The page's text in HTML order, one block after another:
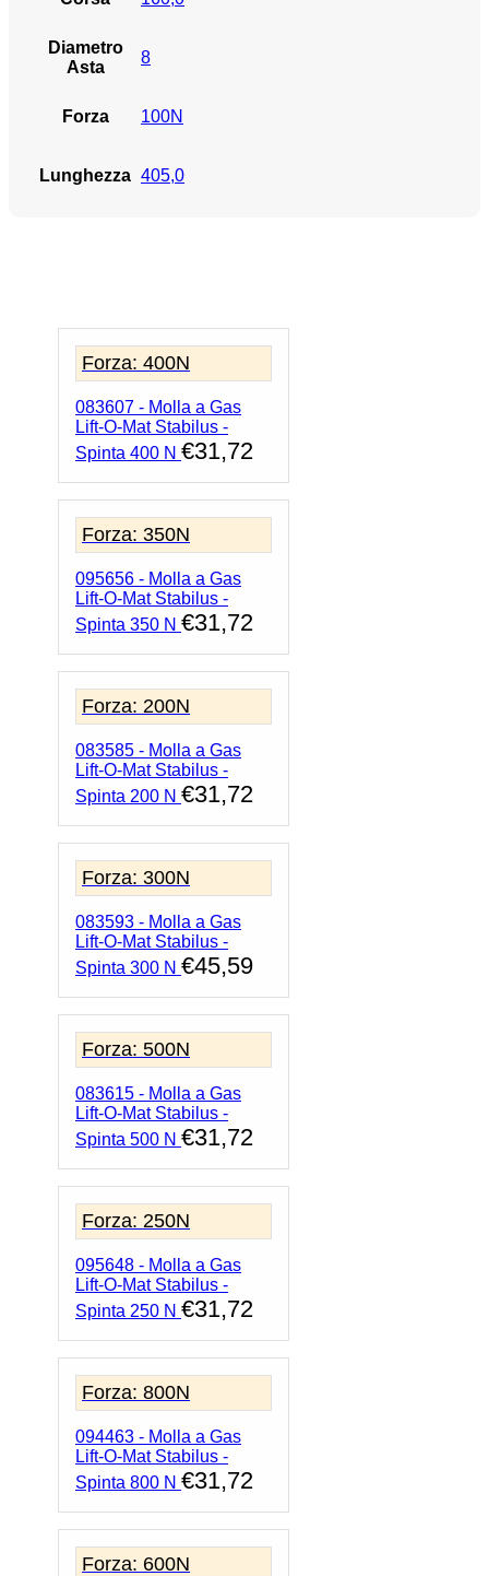
Diametro
Asta
8
Forza 100N
Lunghezza 405,0
Forza: 400N
083607 - Molla a Gas
Lift-O-Mat Stabilus -
Spinta 400 N €31,72
Forza: 350N
095656 - Molla a Gas
Lift-O-Mat Stabilus -
Spinta 350 N €31,72
Forza: 200N
083585 - Molla a Gas
Lift-O-Mat Stabilus -
Spinta 200 N €31,72
Forza: 300N
083593 - Molla a Gas
Lift-O-Mat Stabilus -
Spinta 300 N €45,59
Forza: 500N
083615 - Molla a Gas
Lift-O-Mat Stabilus -
Spinta 500 N €31,72
Forza: 250N
095648 - Molla a Gas
Lift-O-Mat Stabilus -
Spinta 250 N €31,72
Forza: 800N
094463 - Molla a Gas
Lift-O-Mat Stabilus -
Spinta 800 N €31,72
Forza: 600N